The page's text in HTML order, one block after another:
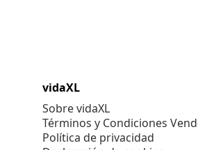
vidaXL
Sobre vidaXL
Términos y Condiciones
Política de privacidad